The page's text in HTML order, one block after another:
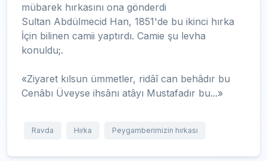
mübarek hırkasını ona gönderdi
Sultan Abdülmecid Han, 1851'de bu ikinci hırka
İçin bilinen camii yaptırdı. Camie şu levha
konuldu;.
«Ziyaret kılsun ümmetler, ridâî can behâdır bu
Cenâbı Üveyse ihsânı atâyı Mustafadır bu...»
Ravda Hırka Peygamberimizin hırkası